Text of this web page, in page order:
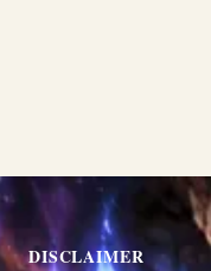
DISCLAIMER